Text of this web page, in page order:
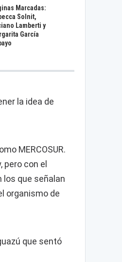
Marcadas:
Solnit,
Lamberti y
García
la idea de
MERCOSUR.
pero con el
los que señalan
organismo de
que sentó